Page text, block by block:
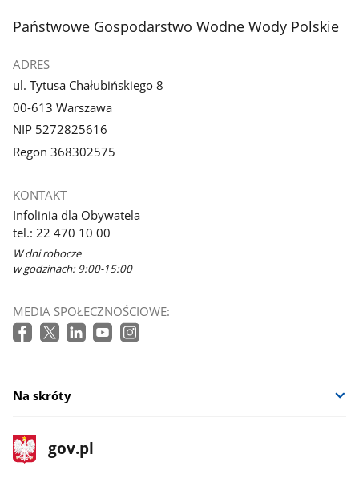
stopka
Państwowe Gospodarstwo Wodne Wody Polskie
ADRES
ul. Tytusa Chałubińskiego 8
00-613 Warszawa
NIP 5272825616
Regon 368302575
KONTAKT
Infolinia dla Obywatela
tel.: 22 470 10 00
W dni robocze
w godzinach: 9:00-15:00
MEDIA SPOŁECZNOŚCIOWE:
Na skróty
stopka
gov.pl
Strona
gov.pl